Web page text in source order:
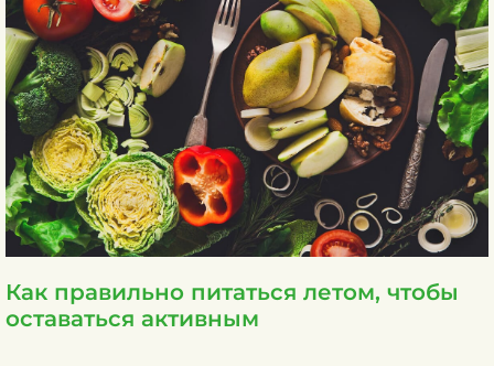
Как правильно питаться летом, чтобы
оставаться активным